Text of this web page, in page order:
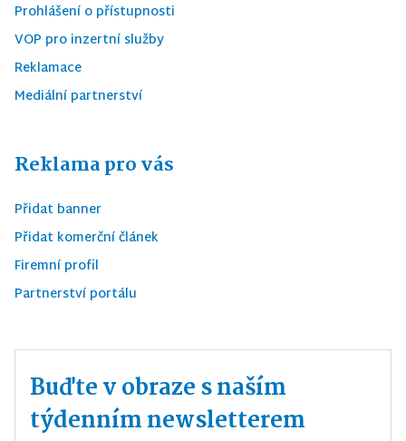
Prohlášení o přístupnosti
VOP pro inzertní služby
Reklamace
Mediální partnerství
Reklama pro vás
Přidat banner
Přidat komerční článek
Firemní profil
Partnerství portálu
Buďte v obraze s naším
týdenním newsletterem